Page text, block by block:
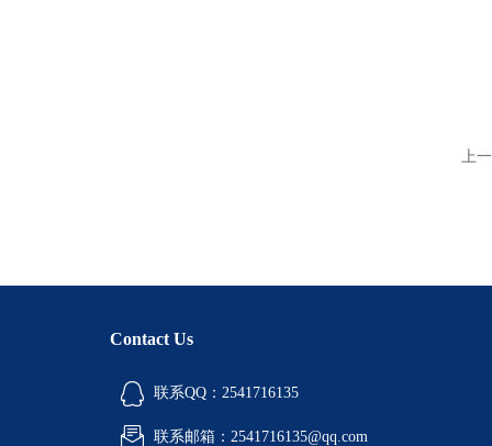
上
Contact Us
联系QQ：2541716135
联系邮箱：2541716135@qq.com